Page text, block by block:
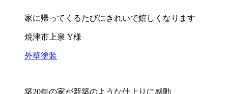
家に帰ってくるたびにきれいで嬉しくなります
焼津市上泉 Y様
外壁塗装
築20年の家が新築のような仕上りに感動